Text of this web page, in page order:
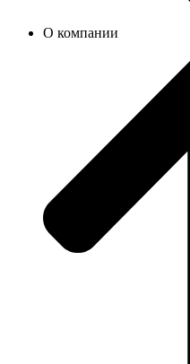
О компании